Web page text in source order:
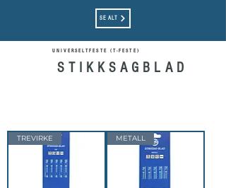
STIKKSAGBLAD
UNIVERSELTFESTE (T-FESTE)
SE ALT
TREVIRKE METALL